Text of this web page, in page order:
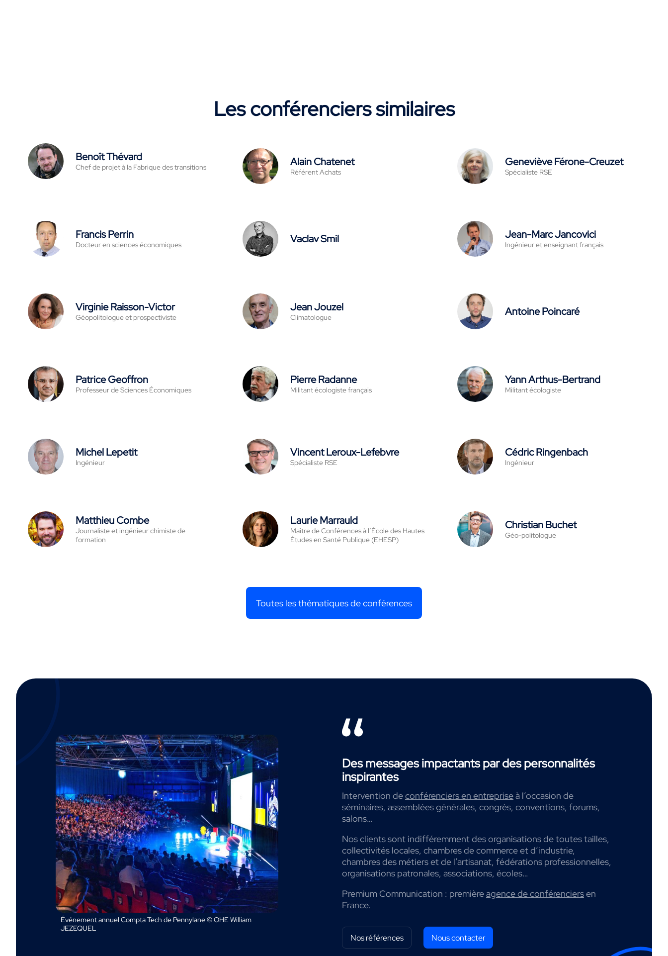
Les conférenciers similaires
Benoît Thévard
Chef de projet à la Fabrique des transitions Alain Chatenet
Référent Achats
Geneviève Férone-Creuzet
Spécialiste RSE
Francis Perrin
Docteur en sciences économiques Vaclav Smil Jean-Marc Jancovici
Ingénieur et enseignant français
Virginie Raisson-Victor
Géopolitologue et prospectiviste
Jean Jouzel
Climatologue Antoine Poincaré
Patrice Geoffron
Professeur de Sciences Économiques
Pierre Radanne
Militant écologiste français
Yann Arthus-Bertrand
Militant écologiste
Michel Lepetit
Ingénieur
Vincent Leroux-Lefebvre
Spécialiste RSE
Cédric Ringenbach
Ingénieur
Matthieu Combe
Journaliste et ingénieur chimiste de
formation
Laurie Marrauld
Maître de Conférences à l’École des Hautes
Études en Santé Publique (EHESP)
Christian Buchet
Géo-politologue
Toutes les thématiques de conférences
Événement annuel Compta Tech de Pennylane © OHE William
JEZEQUEL
Des messages impactants par des personnalités
inspirantes
Intervention deconférenciers en entrepriseà l’occasion de
séminaires, assemblées générales, congrès, conventions, forums,
salons…
Nos clients sont indifféremment des organisations de toutes tailles,
collectivités locales, chambres de commerce et d’industrie,
chambres des métiers et de l’artisanat, fédérations professionnelles,
organisations patronales, associations, écoles…
Premium Communication : premièreagence de conférenciersen
France.
Nos références Nous contacter